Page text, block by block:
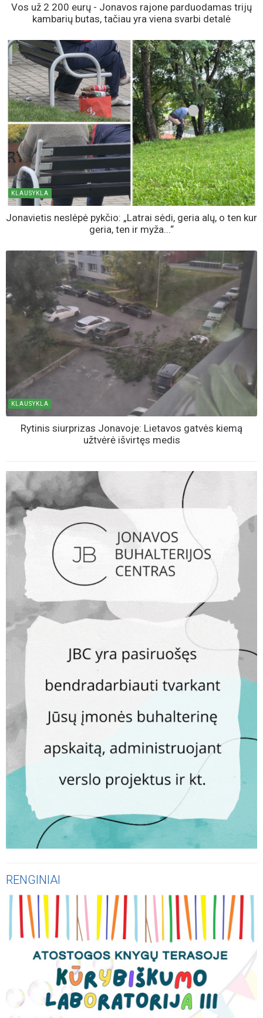
Vos už 2 200 eurų - Jonavos rajone parduodamas trijų
kambarių butas, tačiau yra viena svarbi detalė
KLAUSYKLA
Jonavietis neslėpė pykčio: „Latrai sėdi, geria alų, o ten kur
geria, ten ir myža...“
KLAUSYKLA
Rytinis siurprizas Jonavoje: Lietavos gatvės kiemą
užtvėrė išvirtęs medis
RENGINIAI